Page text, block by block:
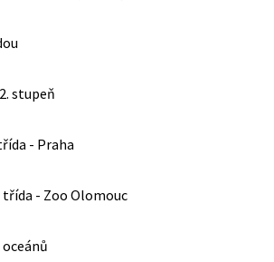
stupeň
- Praha
třída - Zoo Olomouc